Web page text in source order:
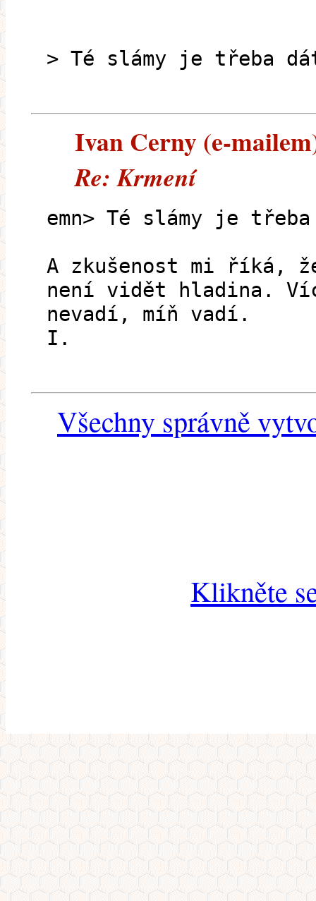
> Té slámy je třeba
Ivan Cerny (e-
Re: Krmení
emn> Té slámy je
A zkušenost mi říká,
není vidět hladina.
nevadí, míň vadí.
I.
Všechny správně
Klikněte